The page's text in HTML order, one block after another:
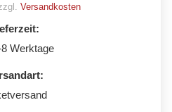
Versandkosten
Werktage